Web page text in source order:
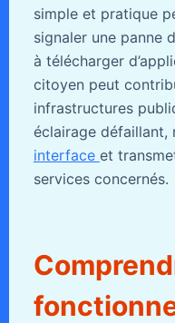
simple et pratique
signaler une panne
à télécharger
citoyen peut
infrastructures
éclairage défaillant,
interface et
services concernés.